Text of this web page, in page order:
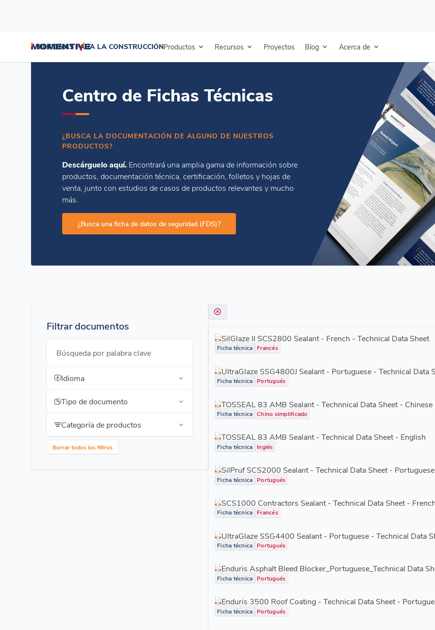
SILICONAS PARA LA CONSTRUCCIÓNProductos Recursos Proyectos Blog Acerca de
Inicio / Centro de Fichas Técnicas
Centro de Fichas Técnicas
¿BUSCA LA DOCUMENTACIÓN DE ALGUNO DE NUESTROS
PRODUCTOS?
Descárguelo aquí. Encontrará una amplia gama de información sobre
productos, documentación técnica, certificación, folletos y hojas de
venta, junto con estudios de casos de productos relevantes y mucho
más.
¿Busca una ficha de datos de seguridad (FDS)?
Filtrar documentos
Búsqueda por palabra clave
Idioma
Tipo de documento
Categoría de productos
Borrar todos los filtros
SilGlaze II SCS2800 Sealant - French - Technical Data Sheet
Ficha técnica Francés
UltraGlaze SSG4800J Sealant - Portuguese - Technical Data
Ficha técnica Portugués
TOSSEAL 83 AMB Sealant - Technnical Data Sheet - Chinese
Ficha técnica Chino simplificado
TOSSEAL 83 AMB Sealant - Technical Data Sheet - English
Ficha técnica Inglés
SilPruf SCS2000 Sealant - Technical Data Sheet - Portuguese
Ficha técnica Portugués
SCS1000 Contractors Sealant - Technical Data Sheet -
Ficha técnica Francés
UltraGlaze SSG4400 Sealant - Portuguese - Technical Data
Ficha técnica Portugués
Enduris Asphalt Bleed Blocker_Portuguese_Technical Data
Ficha técnica Portugués
Enduris 3500 Roof Coating - Technical Data Sheet -
Ficha técnica Portugués